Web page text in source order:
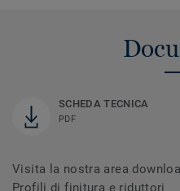
SCHEDA TECNICA
PDF
Visita la nostra area
Profili di finitura e riduttori